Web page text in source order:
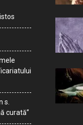
s.
curată”